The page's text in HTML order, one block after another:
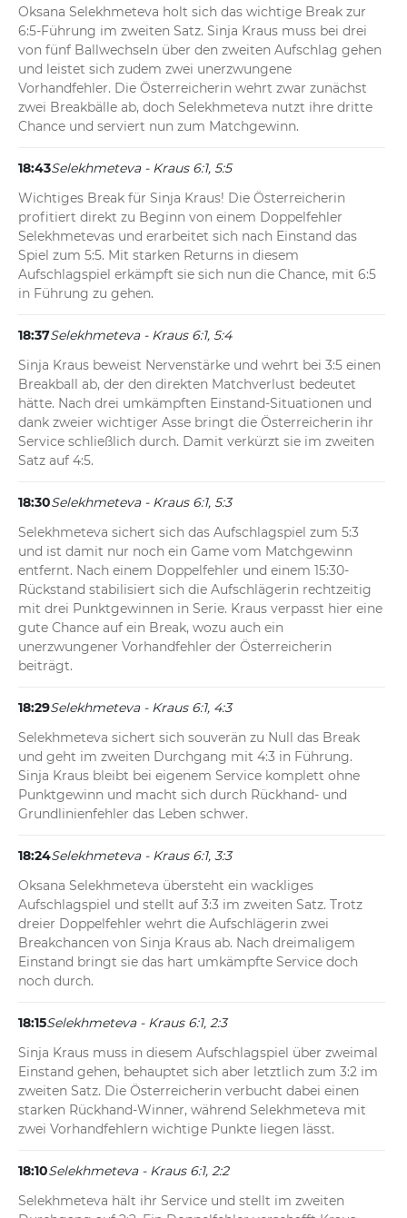
Oksana Selekhmeteva holt sich das wichtige Break zur
6:5-Führung im zweiten Satz. Sinja Kraus muss bei drei
von fünf Ballwechseln über den zweiten Aufschlag gehen
und leistet sich zudem zwei unerzwungene
Vorhandfehler. Die Österreicherin wehrt zwar zunächst
zwei Breakbälle ab, doch Selekhmeteva nutzt ihre dritte
Chance und serviert nun zum Matchgewinn.
18:43Selekhmeteva - Kraus 6:1, 5:5
Wichtiges Break für Sinja Kraus! Die Österreicherin
profitiert direkt zu Beginn von einem Doppelfehler
Selekhmetevas und erarbeitet sich nach Einstand das
Spiel zum 5:5. Mit starken Returns in diesem
Aufschlagspiel erkämpft sie sich nun die Chance, mit 6:5
in Führung zu gehen.
18:37Selekhmeteva - Kraus 6:1, 5:4
Sinja Kraus beweist Nervenstärke und wehrt bei 3:5 einen
Breakball ab, der den direkten Matchverlust bedeutet
hätte. Nach drei umkämpften Einstand-Situationen und
dank zweier wichtiger Asse bringt die Österreicherin ihr
Service schließlich durch. Damit verkürzt sie im zweiten
Satz auf 4:5.
18:30Selekhmeteva - Kraus 6:1, 5:3
Selekhmeteva sichert sich das Aufschlagspiel zum 5:3
und ist damit nur noch ein Game vom Matchgewinn
entfernt. Nach einem Doppelfehler und einem 15:30-
Rückstand stabilisiert sich die Aufschlägerin rechtzeitig
mit drei Punktgewinnen in Serie. Kraus verpasst hier eine
gute Chance auf ein Break, wozu auch ein
unerzwungener Vorhandfehler der Österreicherin
beiträgt.
18:29Selekhmeteva - Kraus 6:1, 4:3
Selekhmeteva sichert sich souverän zu Null das Break
und geht im zweiten Durchgang mit 4:3 in Führung.
Sinja Kraus bleibt bei eigenem Service komplett ohne
Punktgewinn und macht sich durch Rückhand- und
Grundlinienfehler das Leben schwer.
18:24Selekhmeteva - Kraus 6:1, 3:3
Oksana Selekhmeteva übersteht ein wackliges
Aufschlagspiel und stellt auf 3:3 im zweiten Satz. Trotz
dreier Doppelfehler wehrt die Aufschlägerin zwei
Breakchancen von Sinja Kraus ab. Nach dreimaligem
Einstand bringt sie das hart umkämpfte Service doch
noch durch.
18:15Selekhmeteva - Kraus 6:1, 2:3
Sinja Kraus muss in diesem Aufschlagspiel über zweimal
Einstand gehen, behauptet sich aber letztlich zum 3:2 im
zweiten Satz. Die Österreicherin verbucht dabei einen
starken Rückhand-Winner, während Selekhmeteva mit
zwei Vorhandfehlern wichtige Punkte liegen lässt.
18:10Selekhmeteva - Kraus 6:1, 2:2
Selekhmeteva hält ihr Service und stellt im zweiten